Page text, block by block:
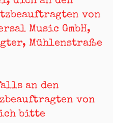
von
Music GmbH,
Mühlenstraße
an den
von
bitte